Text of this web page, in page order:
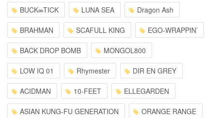
BUCK∞TICK LUNA SEA Dragon Ash
BRAHMAN SCAFULL KING EGO-WRAPPIN’
BACK DROP BOMB MONGOL800
LOW IQ 01 Rhymester DIR EN GREY
ACIDMAN 10-FEET ELLEGARDEN
ASIAN KUNG-FU GENERATION ORANGE RANGE